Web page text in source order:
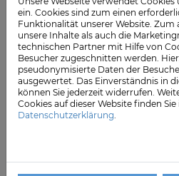
Grundlohnrate möglich. Mit
Grundlohnbindung in der
hätte der Gesetzgeber
Erleichterungen für diese
können, statt deren Situation
sich Andreßen und Krämer
Beide appellieren daher
Bundesregierung, diese
Anpassung doch noch ins
ein. Cookies sind zum einen
Funktionalität unserer Website. Zum
unsere Inhalte als auch die
technischen Partner mit Hilfe von
Besucher zugeschnitten werden.
pseudonymisierte Daten der
ausgewertet. Das Einverständnis in
können Sie jederzeit widerrufen.
Cookies auf dieser Website finden
Datenschutzerklärung